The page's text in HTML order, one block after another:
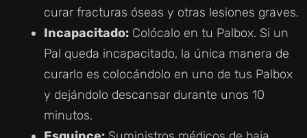
curar fracturas óseas y otras lesiones graves.
Incapacitado: Colócalo en tu Palbox. Si un
Pal queda incapacitado, la única manera de
curarlo es colocándolo en uno de tus Palbox
y dejándolo descansar durante unos 10
minutos.